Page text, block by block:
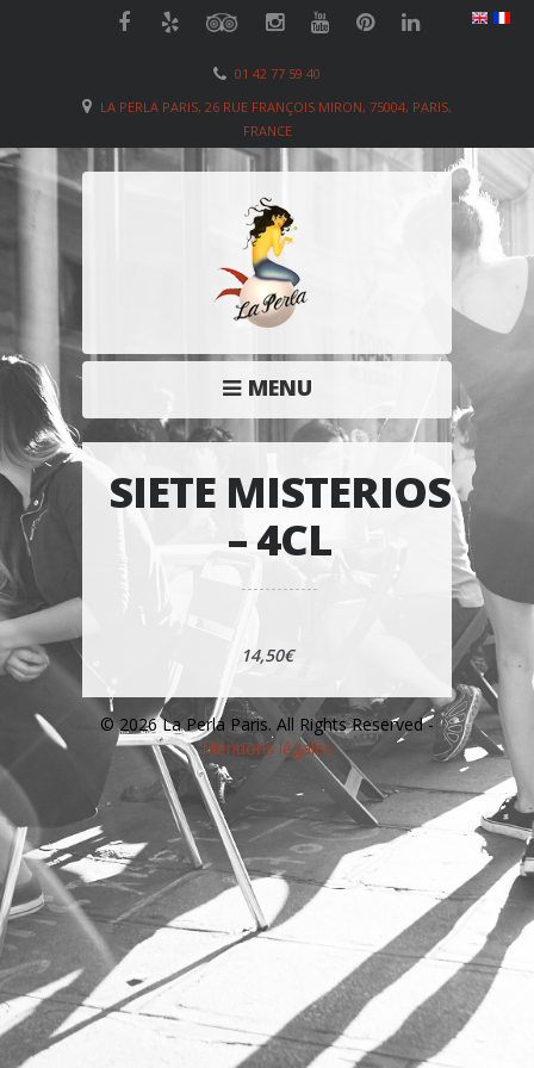
01 42 77 59 40
LA PERLA PARIS, 26 RUE FRANÇOIS MIRON, 75004, PARIS,
FRANCE
MENU
SIETE MISTERIOS
– 4CL
14,50€
© 2026 La Perla Paris. All Rights Reserved -
Mentions légales